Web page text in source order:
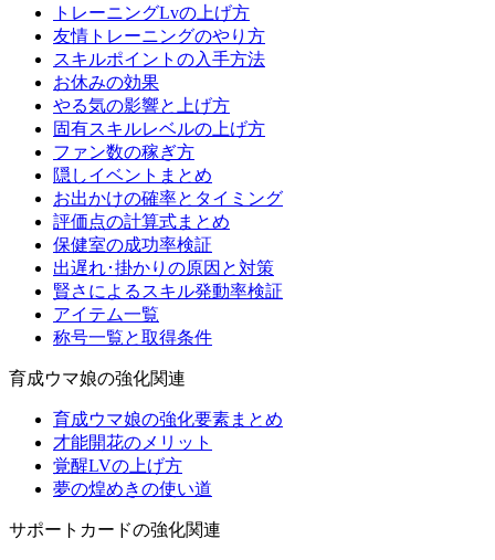
トレーニングLvの上げ方
友情トレーニングのやり方
スキルポイントの入手方法
お休みの効果
やる気の影響と上げ方
固有スキルレベルの上げ方
ファン数の稼ぎ方
隠しイベントまとめ
お出かけの確率とタイミング
評価点の計算式まとめ
保健室の成功率検証
出遅れ･掛かりの原因と対策
賢さによるスキル発動率検証
アイテム一覧
称号一覧と取得条件
育成ウマ娘の強化関連
育成ウマ娘の強化要素まとめ
才能開花のメリット
覚醒LVの上げ方
夢の煌めきの使い道
サポートカードの強化関連